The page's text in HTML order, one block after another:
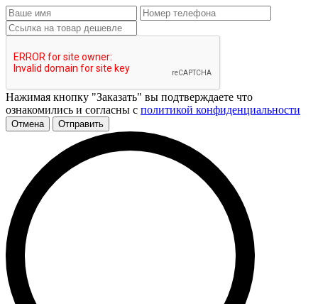
Нажимая кнопку "Заказать" вы подтверждаете что
ознакомились и согласны с политикой конфиденциальности
Отмена Отправить